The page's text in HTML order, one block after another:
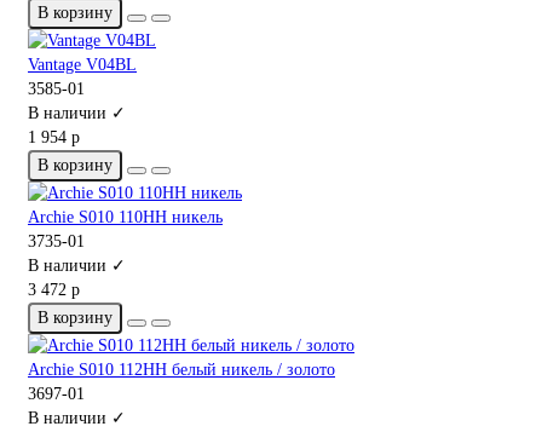
В корзину
Vantage V04BL
3585-01
В наличии ✓
1 954 р
В корзину
Archie S010 110HH никель
3735-01
В наличии ✓
3 472 р
В корзину
Archie S010 112HH белый никель / золото
3697-01
В наличии ✓